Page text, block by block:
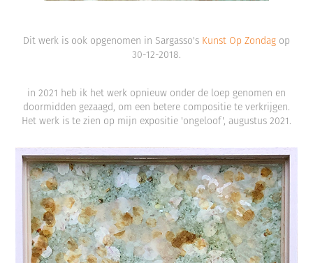
Dit werk is ook opgenomen in Sargasso's Kunst Op Zondag op
30-12-2018.
in 2021 heb ik het werk opnieuw onder de loep genomen en
doormidden gezaagd, om een betere compositie te verkrijgen.
Het werk is te zien op mijn expositie 'ongeloof', augustus 2021.